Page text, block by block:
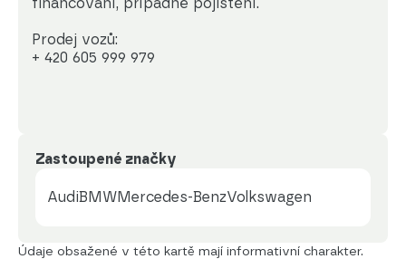
Prodej vozů:
+ 420 605 999 979
Zastoupené značky
AudiBMWMercedes-BenzVolkswagen
Údaje obsažené v této kartě mají informativní charakter.